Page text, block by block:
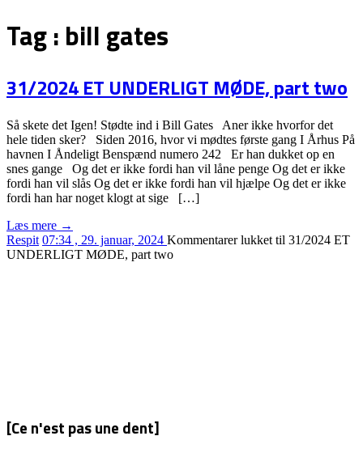
Tag : bill gates
31/2024 ET UNDERLIGT MØDE, part two
Så skete det Igen! Stødte ind i Bill Gates Aner ikke hvorfor det
hele tiden sker? Siden 2016, hvor vi mødtes første gang I Århus På
havnen I Åndeligt Benspænd numero 242 Er han dukket op en
snes gange Og det er ikke fordi han vil låne penge Og det er ikke
fordi han vil slås Og det er ikke fordi han vil hjælpe Og det er ikke
fordi han har noget klogt at sige […]
Læs mere →
Respit 07:34 , 29. januar, 2024 Kommentarer lukket til 31/2024 ET
UNDERLIGT MØDE, part two
[Ce n'est pas une dent]